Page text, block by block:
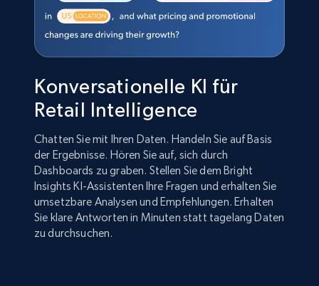
Konversationelle KI für
Retail Intelligence
Chatten Sie mit Ihren Daten. Handeln Sie auf Basis
der Ergebnisse. Hören Sie auf, sich durch
Dashboards zu graben. Stellen Sie dem Bright
Insights KI-Assistenten Ihre Fragen und erhalten Sie
umsetzbare Analysen und Empfehlungen. Erhalten
Sie klare Antworten in Minuten statt tagelang Daten
zu durchsuchen.